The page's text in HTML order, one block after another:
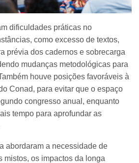
dificuldades práticas no
como excesso de textos,
prévia dos cadernos e sobrecarga
mudanças metodológicas para
houve posições favoráveis à
Conad, para evitar que o espaço
congresso anual, enquanto
tempo para aprofundar as
abordaram a necessidade de
mistos, os impactos da longa